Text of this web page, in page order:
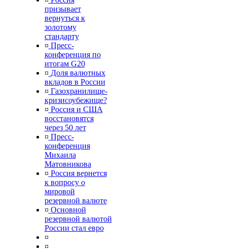
призывает
вернуться к
золотому
стандарту
¤ Пресс-
конференция по
итогам G20
¤ Доля валютных
вкладов в России
¤ Газохранилище-
кризисоубежище?
¤ Россия и США
восстановятся
через 50 лет
¤ Пресс-
конференция
Михаила
Матовникова
¤ Россия вернется
к вопросу о
мировой
резервной валюте
¤ Основной
резервной валютой
России стал евро
¤
¤